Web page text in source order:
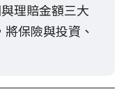
理賠金額三大
保險與投資、